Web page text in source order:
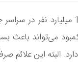
می‌تواند باعث
البته این علائم